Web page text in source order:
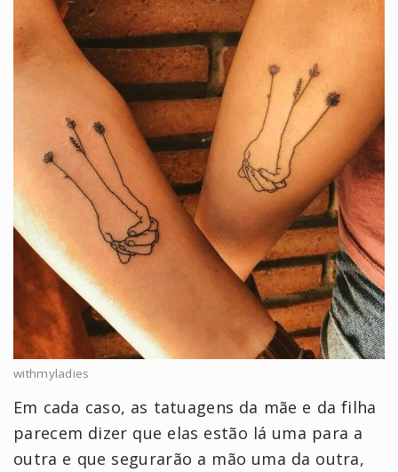
withmyladies
Em cada caso, as tatuagens da mãe e da filha
parecem dizer que elas estão lá uma para a
outra e que segurarão a mão uma da outra,